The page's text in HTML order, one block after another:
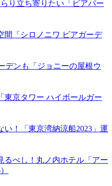
り立ち寄りたい「ビアパー
間「シロノニワ ビアガーデ
デンも「ジョニーの屋根ウ
東京タワー ハイボールガー
い！「東京湾納涼船2023」運
るべし！丸ノ内ホテル「アー